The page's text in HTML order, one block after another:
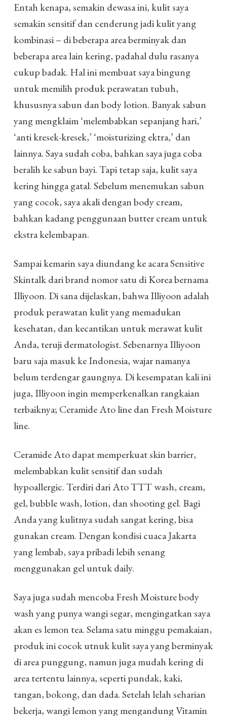
Entah kenapa, semakin dewasa ini, kulit saya
semakin sensitif dan cenderung jadi kulit yang
kombinasi – di beberapa area berminyak dan
beberapa area lain kering, padahal dulu rasanya
cukup badak. Hal ini membuat saya bingung
untuk memilih produk perawatan tubuh,
khususnya sabun dan body lotion. Banyak sabun
yang mengklaim ‘melembabkan sepanjang hari,’
‘anti kresek-kresek,’ ‘moisturizing ektra,’ dan
lainnya. Saya sudah coba, bahkan saya juga coba
beralih ke sabun bayi. Tapi tetap saja, kulit saya
kering hingga gatal. Sebelum menemukan sabun
yang cocok, saya akali dengan body cream,
bahkan kadang penggunaan butter cream untuk
ekstra kelembapan.
Sampai kemarin saya diundang ke acara Sensitive
Skintalk dari brand nomor satu di Korea bernama
Illiyoon. Di sana dijelaskan, bahwa Illiyoon adalah
produk perawatan kulit yang memadukan
kesehatan, dan kecantikan untuk merawat kulit
Anda, teruji dermatologist. Sebenarnya Illiyoon
baru saja masuk ke Indonesia, wajar namanya
belum terdengar gaungnya. Di kesempatan kali ini
juga, Illiyoon ingin memperkenalkan rangkaian
terbaiknya; Ceramide Ato line dan Fresh Moisture
line.
Ceramide Ato dapat memperkuat skin barrier,
melembabkan kulit sensitif dan sudah
hypoallergic. Terdiri dari Ato TTT wash, cream,
gel, bubble wash, lotion, dan shooting gel. Bagi
Anda yang kulitnya sudah sangat kering, bisa
gunakan cream. Dengan kondisi cuaca Jakarta
yang lembab, saya pribadi lebih senang
menggunakan gel untuk daily.
Saya juga sudah mencoba Fresh Moisture body
wash yang punya wangi segar, mengingatkan saya
akan es lemon tea. Selama satu minggu pemakaian,
produk ini cocok utnuk kulit saya yang berminyak
di area punggung, namun juga mudah kering di
area tertentu lainnya, seperti pundak, kaki,
tangan, bokong, dan dada. Setelah lelah seharian
bekerja, wangi lemon yang mengandung Vitamin